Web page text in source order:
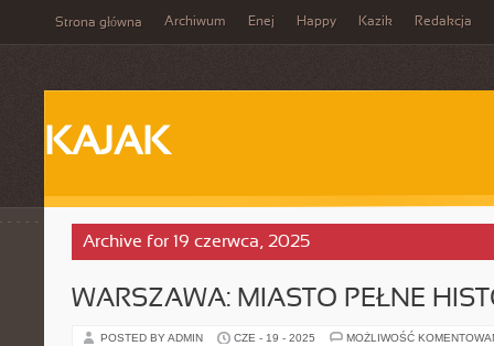
Strona główna Archiwum Enej Happy Kazik Redakcja
KAJAK
Archive for 19 czerwca, 2025
WARSZAWA: MIASTO PEŁNE
POSTED BY ADMIN CZE - 19 - 2025 MOŻLIWOŚĆ